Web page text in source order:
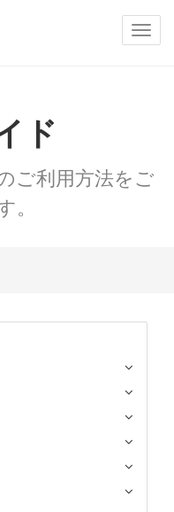
ド
ご利用方法をご
。